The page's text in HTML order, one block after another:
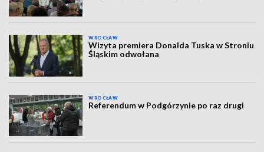
WROCŁAW
Wizyta premiera Donalda Tuska w Stroniu
Śląskim odwołana
WROCŁAW
Referendum w Podgórzynie po raz drugi